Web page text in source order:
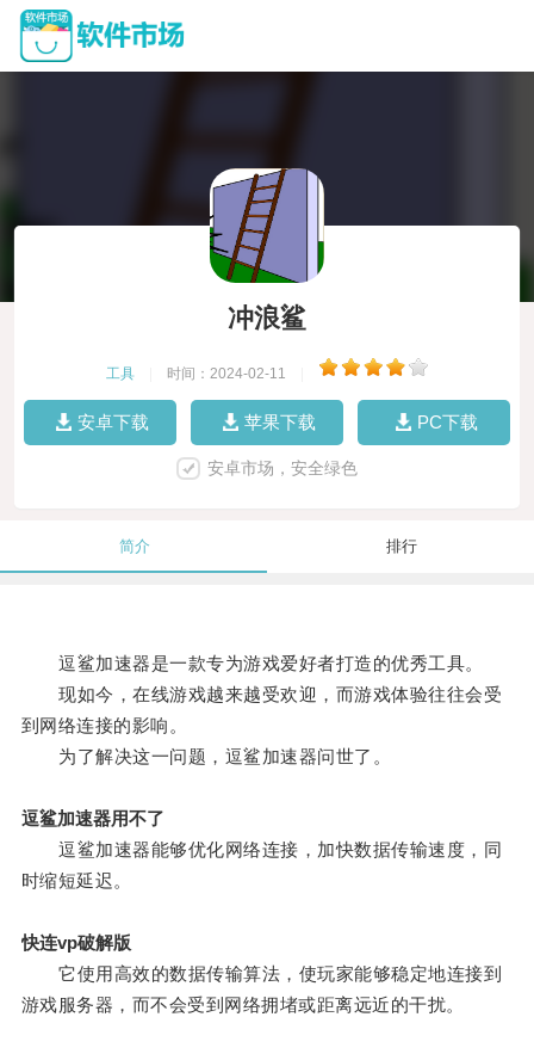
冲浪鲨
工具 时间：2024-02-11
安卓下载 苹果下载 PC下载
安卓市场，安全绿色
简介 排行
逗鲨加速器是一款专为游戏爱好者打造的优秀工具。
现如今，在线游戏越来越受欢迎，而游戏体验往往会受
到网络连接的影响。
为了解决这一问题，逗鲨加速器问世了。
逗鲨加速器用不了
逗鲨加速器能够优化网络连接，加快数据传输速度，同
时缩短延迟。
快连vp破解版
它使用高效的数据传输算法，使玩家能够稳定地连接到
游戏服务器，而不会受到网络拥堵或距离远近的干扰。